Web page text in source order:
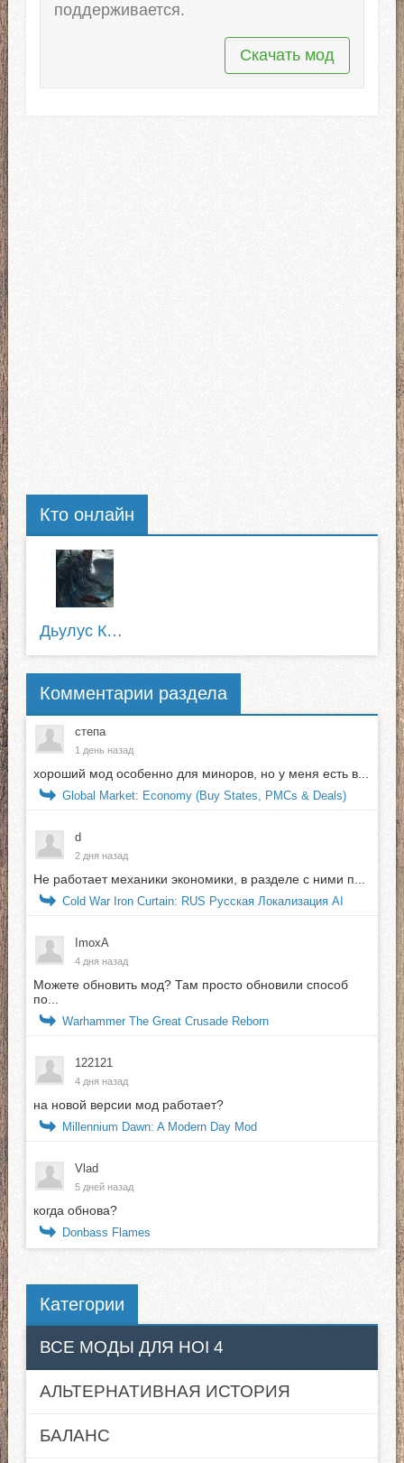
поддерживается.
Скачать мод
Кто онлайн
Дьулус Катанов
Комментарии раздела
степа
1 день назад
хороший мод особенно для миноров, но у меня есть в...
Global Market: Economy (Buy States, PMCs & Deals)
d
2 дня назад
Не работает механики экономики, в разделе с ними п...
Cold War Iron Curtain: RUS Русская Локализация AI
ImoxA
4 дня назад
Можете обновить мод? Там просто обновили способ
по...
Warhammer The Great Crusade Reborn
122121
4 дня назад
на новой версии мод работает?
Millennium Dawn: A Modern Day Mod
Vlad
5 дней назад
когда обнова?
Donbass Flames
Категории
ВСЕ МОДЫ ДЛЯ HOI 4
АЛЬТЕРНАТИВНАЯ ИСТОРИЯ
БАЛАНС